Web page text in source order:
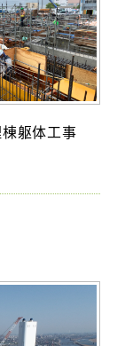
躯体工事